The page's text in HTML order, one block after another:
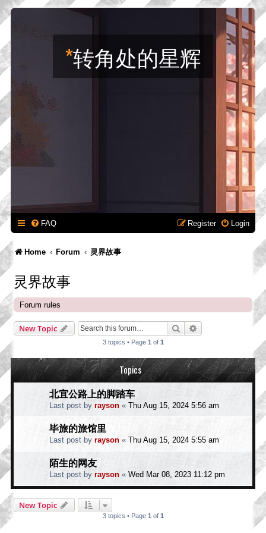
*转角处的星辉
FAQ Login
Register
Home Forum 灵界故事
灵界故事
Forum rules
New Topic Search Advanced search
3 topics • Page 1 of 1
Topics
北宜公路上的脚踏车
Last post by rayson « Thu Aug 15, 2024 5:56 am
毕旅的旅馆里
Last post by rayson « Thu Aug 15, 2024 5:55 am
陌生的网友
Last post by rayson « Wed Mar 08, 2023 11:12 pm
New Topic
3 topics • Page 1 of 1